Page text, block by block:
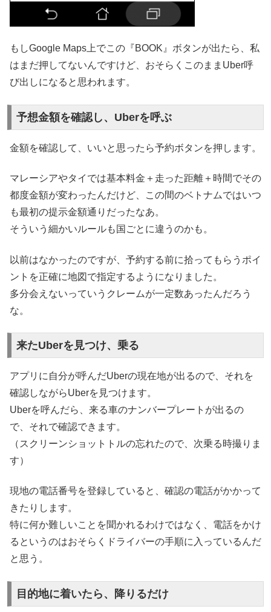
もしGoogle Maps上でこの『BOOK』ボタンが出たら、私
はまだ押してないんですけど、おそらくこのままUber呼
び出しになると思われます。
予想金額を確認し、Uberを呼ぶ
金額を確認して、いいと思ったら予約ボタンを押します。
マレーシアやタイでは基本料金＋走った距離＋時間でその
都度金額が変わったんだけど、この間のベトナムではいつ
も最初の提示金額通りだったなあ。
そういう細かいルールも国ごとに違うのかも。
以前はなかったのですが、予約する前に拾ってもらうポイ
ントを正確に地図で指定するようになりました。
多分会えないっていうクレームが一定数あったんだろう
な。
来たUberを見つけ、乗る
アプリに自分が呼んだUberの現在地が出るので、それを
確認しながらUberを見つけます。
Uberを呼んだら、来る車のナンバープレートが出るの
で、それで確認できます。
（スクリーンショットトルの忘れたので、次乗る時撮りま
す）
現地の電話番号を登録していると、確認の電話がかかって
きたりします。
特に何か難しいことを聞かれるわけではなく、電話をかけ
るというのはおそらくドライバーの手順に入っているんだ
と思う。
目的地に着いたら、降りるだけ